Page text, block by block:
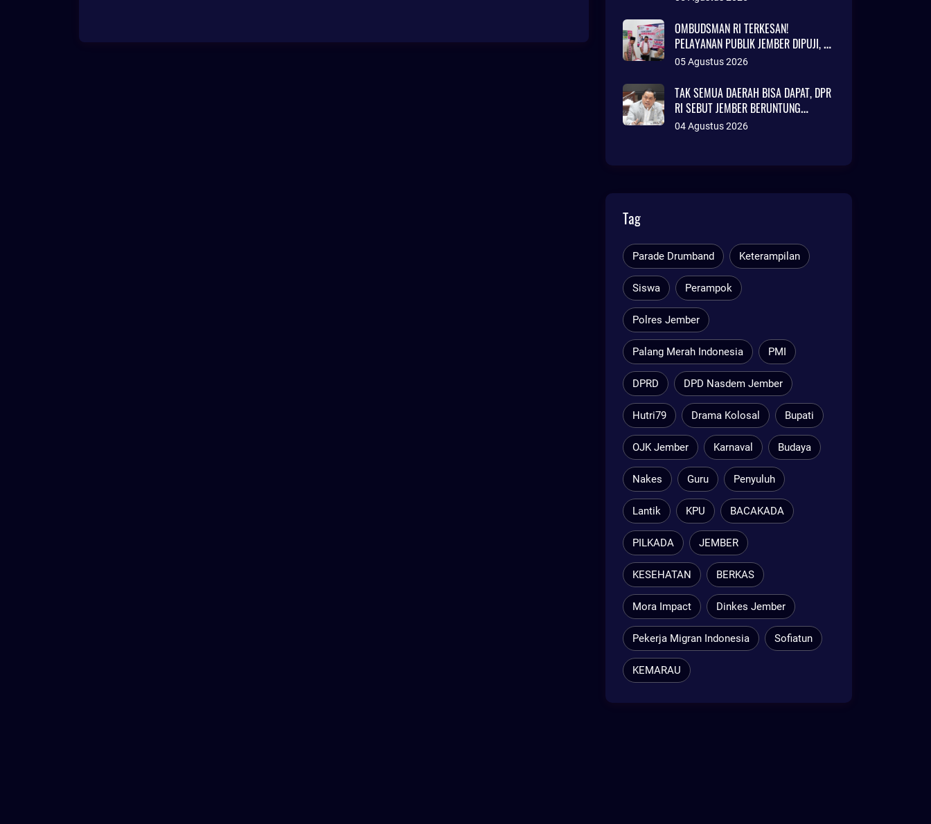
OMBUDSMAN RI TERKESAN!
PELAYANAN PUBLIK JEMBER DIPUJI, RS
DAERAH DISEBUT SETARA KLINIK
05 Agustus 2026
TAK SEMUA DAERAH BISA DAPAT, DPR
RI SEBUT JEMBER BERUNTUNG
AJUKAN DANA TALANGAN Rp786
04 Agustus 2026
Tag
Parade Drumband Keterampilan
Siswa Perampok
Polres Jember
Palang Merah Indonesia PMI
DPRD DPD Nasdem Jember
Hutri79 Drama Kolosal Bupati
OJK Jember Karnaval Budaya
Nakes Guru Penyuluh
Lantik KPU BACAKADA
PILKADA JEMBER
KESEHATAN BERKAS
Mora Impact Dinkes Jember
Pekerja Migran Indonesia Sofiatun
KEMARAU